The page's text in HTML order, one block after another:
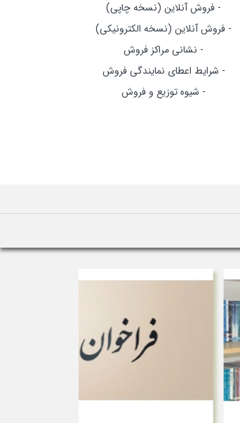
- فروش آنلاین (نسخه چاپی)
- فروش آنلاین (نسخه الکترونیکی)
- نشانی مراکز فروش
- شرایط اعطای نمایندگی فروش
- شیوه توزیع و فروش